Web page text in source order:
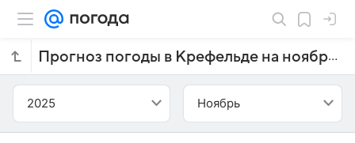
Прогноз погоды в Крефельде на ноябрь 2025 года
2025 Ноябрь